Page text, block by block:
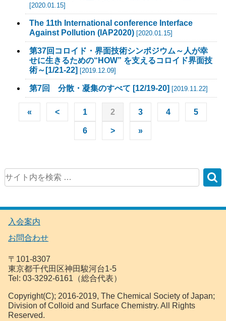
[2020.01.15]
The 11th International conference Interface
Against Pollution (IAP2020)[2020.01.15]
第37回コロイド・界面技術シンポジウム～人が幸
せに生きるための“HOW” を支えるコロイド界面技
術～[1/21-22] [2019.12.09]
第7回 分散・凝集のすべて [12/19-20] [2019.11.22]
« < 1 2 3 4 5
6 > »
入会案内
お問合わせ
〒101-8307
東京都千代田区神田駿河台1-5
Tel: 03-3292-6161（総合代表）
Copyright(C); 2016-2019, The Chemical Society of Japan;
Division of Colloid and Surface Chemistry. All Rights
Reserved.